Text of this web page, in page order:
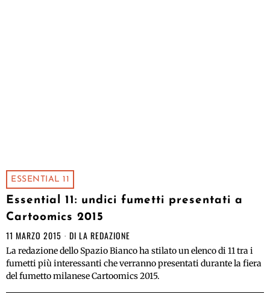
ESSENTIAL 11
Essential 11: undici fumetti presentati a
Cartoomics 2015
11 MARZO 2015 DI LA REDAZIONE
La redazione dello Spazio Bianco ha stilato un elenco di 11 tra i
fumetti più interessanti che verranno presentati durante la fiera
del fumetto milanese Cartoomics 2015.